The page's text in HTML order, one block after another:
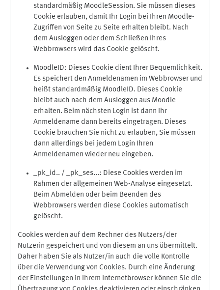
standardmäßig MoodleSession. Sie müssen dieses
Cookie erlauben, damit Ihr Login bei Ihren Moodle-
Zugriffen von Seite zu Seite erhalten bleibt. Nach
dem Ausloggen oder dem Schließen Ihres
Webbrowsers wird das Cookie gelöscht.
MoodleID: Dieses Cookie dient Ihrer Bequemlichkeit.
Es speichert den Anmeldenamen im Webbrowser und
heißt standardmäßig MoodleID. Dieses Cookie
bleibt auch nach dem Ausloggen aus Moodle
erhalten. Beim nächsten Login ist dann Ihr
Anmeldename dann bereits eingetragen. Dieses
Cookie brauchen Sie nicht zu erlauben, Sie müssen
dann allerdings bei jedem Login Ihren
Anmeldenamen wieder neu eingeben.
_pk_id.. / _pk_ses...: Diese Cookies werden im
Rahmen der allgemeinen Web-Analyse eingesetzt.
Beim Abmelden oder beim Beenden des
Webbrowsers werden diese Cookies automatisch
gelöscht.
Cookies werden auf dem Rechner des Nutzers/der
Nutzerin gespeichert und von diesem an uns übermittelt.
Daher haben Sie als Nutzer/in auch die volle Kontrolle
über die Verwendung von Cookies. Durch eine Änderung
der Einstellungen in Ihrem Internetbrowser können Sie die